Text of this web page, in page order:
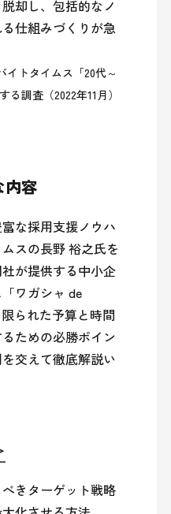
却し、包括的なノ
仕組みづくりが急
イトタイムス「20代～
調査（2022年11月）
内容
な採用支援ノウハ
スの長野 裕之氏を
が提供する中小企
ワガシャ de
られた予算と時間
ための必勝ポイン
交えて徹底解説い
きターゲット戦略